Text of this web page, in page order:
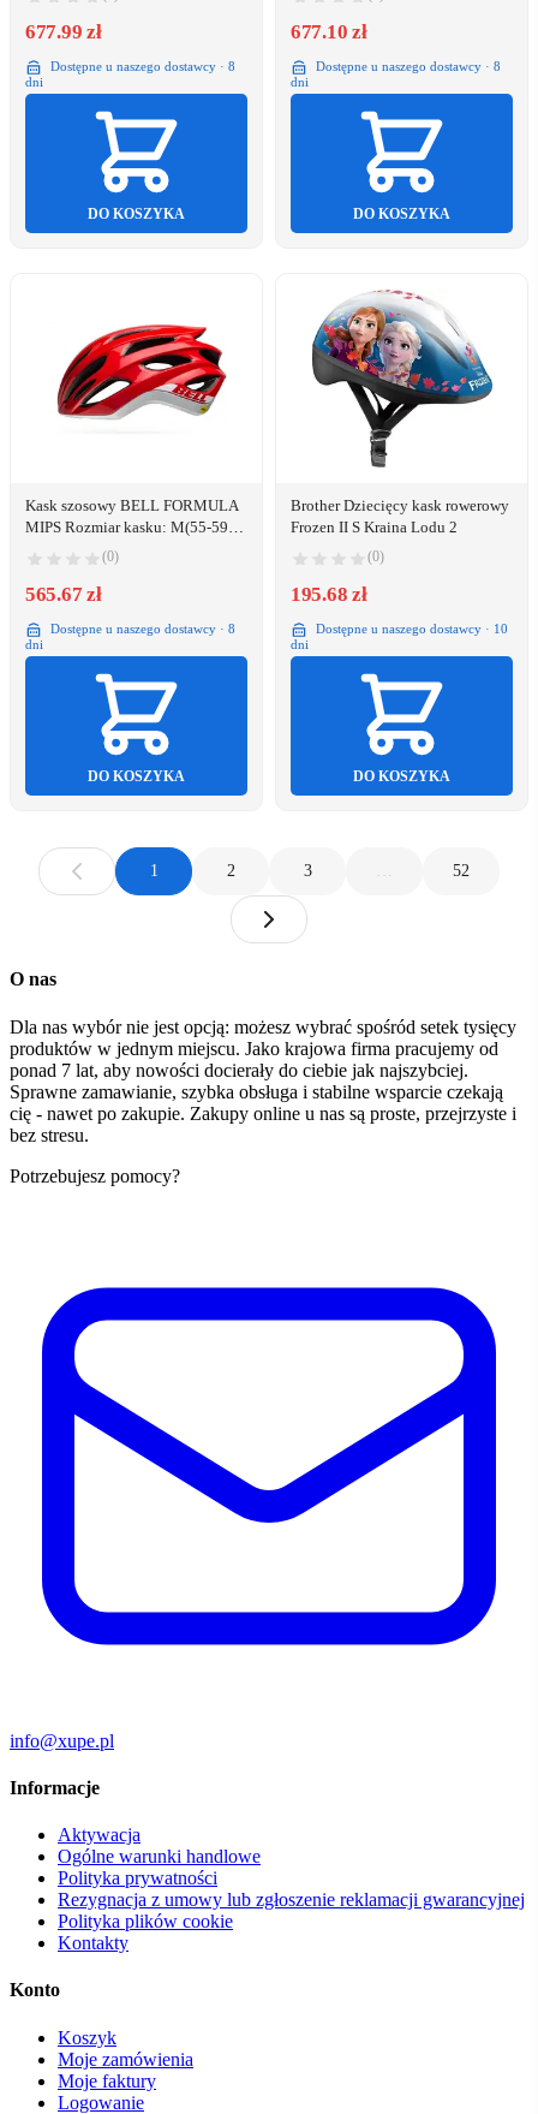
677.99 zł
Dostępne u naszego dostawcy · 8
dni
DO KOSZYKA
677.10 zł
Dostępne u naszego dostawcy · 8
dni
DO KOSZYKA
Kask szosowy BELL FORMULA
MIPS Rozmiar kasku: M(55-59
cm), Wybierz kolor: Matte Gloss
Red White
(0)
565.67 zł
Dostępne u naszego dostawcy · 8
dni
DO KOSZYKA
Brother Dziecięcy kask rowerowy
Frozen II S Kraina Lodu 2
(0)
195.68 zł
Dostępne u naszego dostawcy · 10
dni
DO KOSZYKA
1 2 3 … 52
O nas
Dla nas wybór nie jest opcją: możesz wybrać spośród setek tysięcy
produktów w jednym miejscu. Jako krajowa firma pracujemy od
ponad 7 lat, aby nowości docierały do ciebie jak najszybciej.
Sprawne zamawianie, szybka obsługa i stabilne wsparcie czekają
cię - nawet po zakupie. Zakupy online u nas są proste, przejrzyste i
bez stresu.
Potrzebujesz pomocy?
info@xupe.pl
Informacje
Aktywacja
Ogólne warunki handlowe
Polityka prywatności
Rezygnacja z umowy lub zgłoszenie reklamacji gwarancyjnej
Polityka plików cookie
Kontakty
Konto
Koszyk
Moje zamówienia
Moje faktury
Logowanie